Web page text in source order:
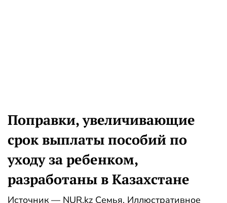
Поправки, увеличивающие
срок выплаты пособий по
уходу за ребенком,
разработаны в Казахстане
Источник — NUR.kz Семья. Иллюстративное